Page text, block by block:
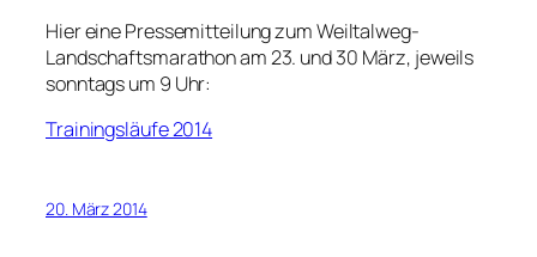
Hier eine Pressemitteilung zum Weiltalweg-
Landschaftsmarathon am 23. und 30 März, jeweils
sonntags um 9 Uhr:
Trainingsläufe 2014
20. März 2014